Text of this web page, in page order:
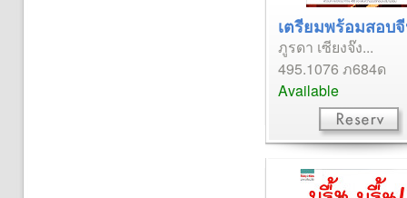
เตรียมพร้อมสอบ
ภูรดา เซียงจ๊ง...
495.1076 ภ684ด
Available